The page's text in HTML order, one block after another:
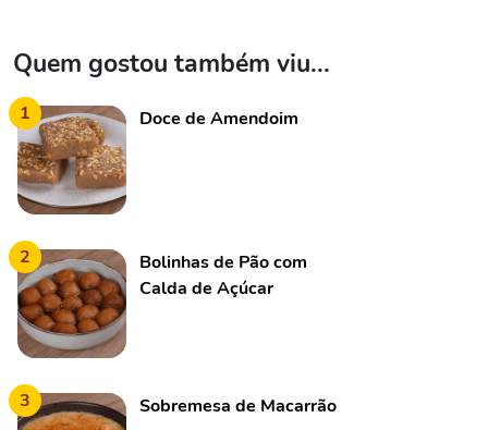
Quem gostou também viu...
1 Doce de Amendoim
2
Bolinhas de Pão com
Calda de Açúcar
3 Sobremesa de Macarrão